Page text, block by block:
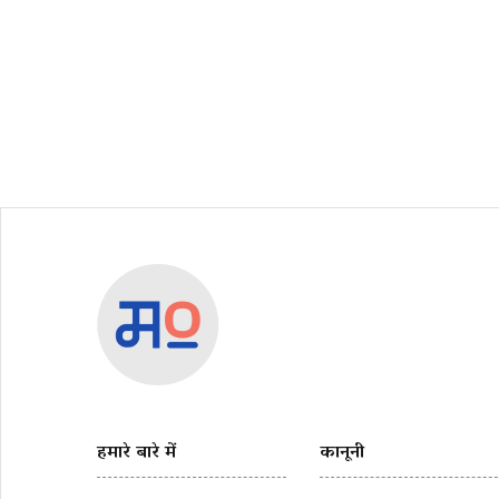
हमारे बारे में कानूनी